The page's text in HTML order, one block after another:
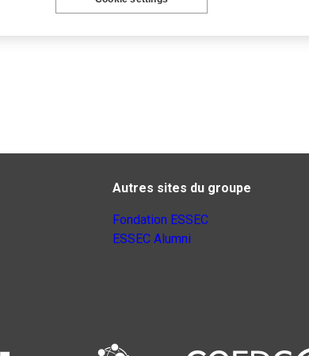
Autres sites du groupe
Fondation ESSEC
ESSEC Alumni